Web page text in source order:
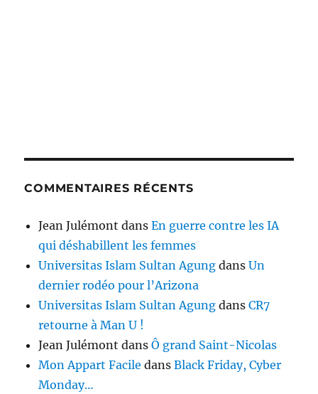
COMMENTAIRES RÉCENTS
Jean Julémont dansEn guerre contre les IA
qui déshabillent les femmes
Universitas Islam Sultan Agung dansUn
dernier rodéo pour l’Arizona
Universitas Islam Sultan Agung dansCR7
retourne à Man U !
Jean Julémont dansÔ grand Saint-Nicolas
Mon Appart Facile dansBlack Friday, Cyber
Monday…